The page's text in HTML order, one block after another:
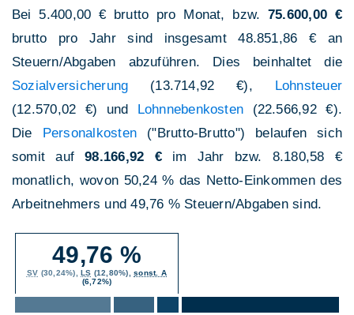
Bei 5.400,00 € brutto pro Monat, bzw. 75.600,00 €
brutto pro Jahr sind insgesamt 48.851,86 € an
Steuern/Abgaben abzuführen. Dies beinhaltet die
Sozialversicherung (13.714,92 €),
Lohnsteuer
(12.570,02 €) und
Lohnnebenkosten (22.566,92 €).
Die
Personalkosten ("Brutto-Brutto") belaufen sich
somit auf98.166,92 €im Jahr bzw. 8.180,58 €
monatlich, wovon 50,24 % das Netto-Einkommen des
Arbeitnehmers und 49,76 % Steuern/Abgaben sind.
49,76 %
SV (30,24%),LS (12,80%),sonst. A
(6,72%)